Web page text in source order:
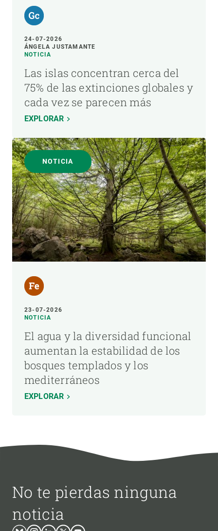
24-07-2026
ÁNGELA JUSTAMANTE
NOTICIA
Las islas concentran cerca del
75% de las extinciones globales y
cada vez se parecen más
EXPLORAR
NOTICIA
23-07-2026
NOTICIA
El agua y la diversidad funcional
aumentan la estabilidad de los
bosques templados y los
mediterráneos
EXPLORAR
No te pierdas ninguna
noticia
BlueskyInstagram
LinkedinTwitterYoutube